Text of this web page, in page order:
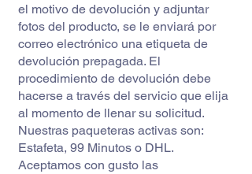
el motivo de devolución y adjuntar
fotos del producto, se le enviará por
correo electrónico una etiqueta de
devolución prepagada. El
procedimiento de devolución debe
hacerse a través del servicio que elija
al momento de llenar su solicitud.
Nuestras paqueteras activas son:
Estafeta, 99 Minutos o DHL.
Aceptamos con gusto las